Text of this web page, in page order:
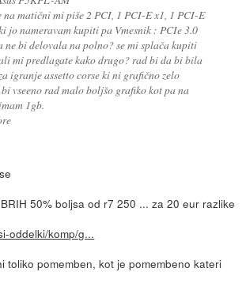
na matični mi piše 2 PCI, 1 PCI-E x1, 1 PCI-E
jo nameravam kupiti pa Vmesnik : PCIe 3.0
ne bi delovala na polno? se mi splača kupiti
mi predlagate kako drugo? rad bi da bi bila
igranje assetto corse ki ni grafično zelo
vseeno rad malo boljšo grafiko kot pa na
1gb.
50% boljsa od r7 250 ... za 20 eur razlike
oddelki/komp/g...
toliko pomemben, kot je pomembeno kateri